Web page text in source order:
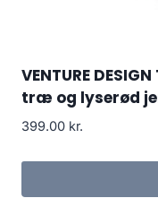
VENTURE
træ og lyserød
399.00 kr.